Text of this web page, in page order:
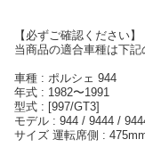
【必ずご確認ください】
当商品の適合車種は下記
車種 : ポルシェ 944
年式 : 1982〜1991
型式 : [997/GT3]
モデル : 944 / 9444 /
サイズ 運転席側 :